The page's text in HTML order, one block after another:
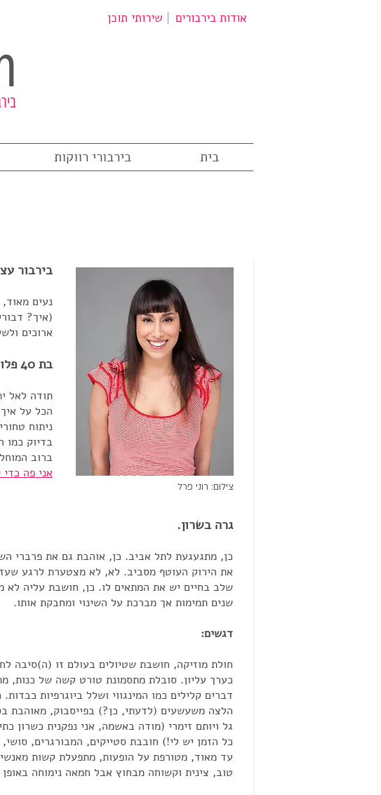
אודות בירבורים שירותי תוכן
בית בירבורי רווקות
בירבור
נעים מאוד,
(איך?
ארוכים
בת 40 פלוס, נשואה + 2.
תודה לאל
הכל על
ניתוח
בדיוק כמו
ברוב
אני פה
צילום: רוני פרל
גרה בשרון.
כן, מתגעגעת לתל אביב. כן, אוהבת גם את פרברי
את הירוק העוטף מסביב. לא, לא מצטערת לרגע
שלב בחיים יש את המתאים לו. כן, חושבת עליה
שנים תמימות אך מברכת על השינוי ומחבקת אותו.
דגשים:
חולת מוזיקה, חושבת שטיולים בעולם זו (ה)סיבה
כערך עליון. סובלת מתסמונת טורט קשה של כנות,
דברים קלילים כמו המינגווי ושלל ביוגרפיות
הלצה משעשעים (לדעתי, כן?) בפייסבוק, מאוהבת
גל ויותם זימרי (מודה באשמה, אני נפקנית כשרון
כל הזמן יש לי!) חובבת סטייקים, המבורגרים, סושי,
עד מאוד, מטורפת על הופעות, מתפעלת קשות
טוב, צינית וקשוחה מבחוץ אבל חמאה נימוחה